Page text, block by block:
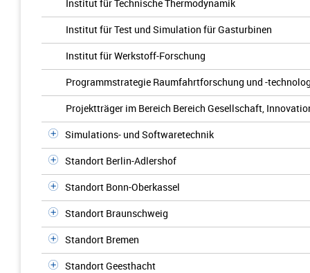
Institut für Technische Thermodynamik
Institut für Test und Simulation für Gasturbinen
Institut für Werkstoff-Forschung
Programmstrategie Raumfahrtforschung und -
Projektträger im Bereich Bereich Gesellschaft,
Simulations- und Softwaretechnik
Standort Berlin-Adlershof
Standort Bonn-Oberkassel
Standort Braunschweig
Standort Bremen
Standort Geesthacht